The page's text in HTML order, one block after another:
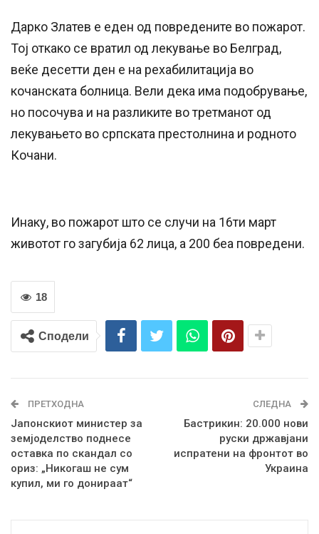
Дарко Златев е еден од повредените во пожарот.
Тој откако се вратил од лекување во Белград,
веќе десетти ден е на рехабилитација во
кочанската болница. Вели дека има подобрување,
но посочува и на разликите во третманот од
лекувањето во српската престолнина и родното
Кочани.
Инаку, во пожарот што се случи на 16ти март
животот го загубија 62 лица, а 200 беа повредени.
18
Сподели
ПРЕТХОДНА
Јапонскиот министер за
земјоделство поднесе
оставка по скандал со
ориз: „Никогаш не сум
купил, ми го донираат“
СЛЕДНА
Бастрикин: 20.000 нови
руски државјани
испратени на фронтот во
Украина